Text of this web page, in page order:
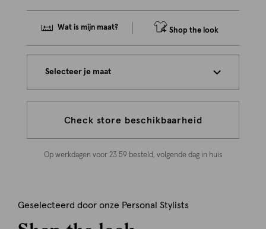
Wat is mijn maat? Shop the look
Selecteer je maat
Check store beschikbaarheid
Op werkdagen voor 23:59 besteld, volgende dag in huis
Geselecteerd door onze Personal Stylists